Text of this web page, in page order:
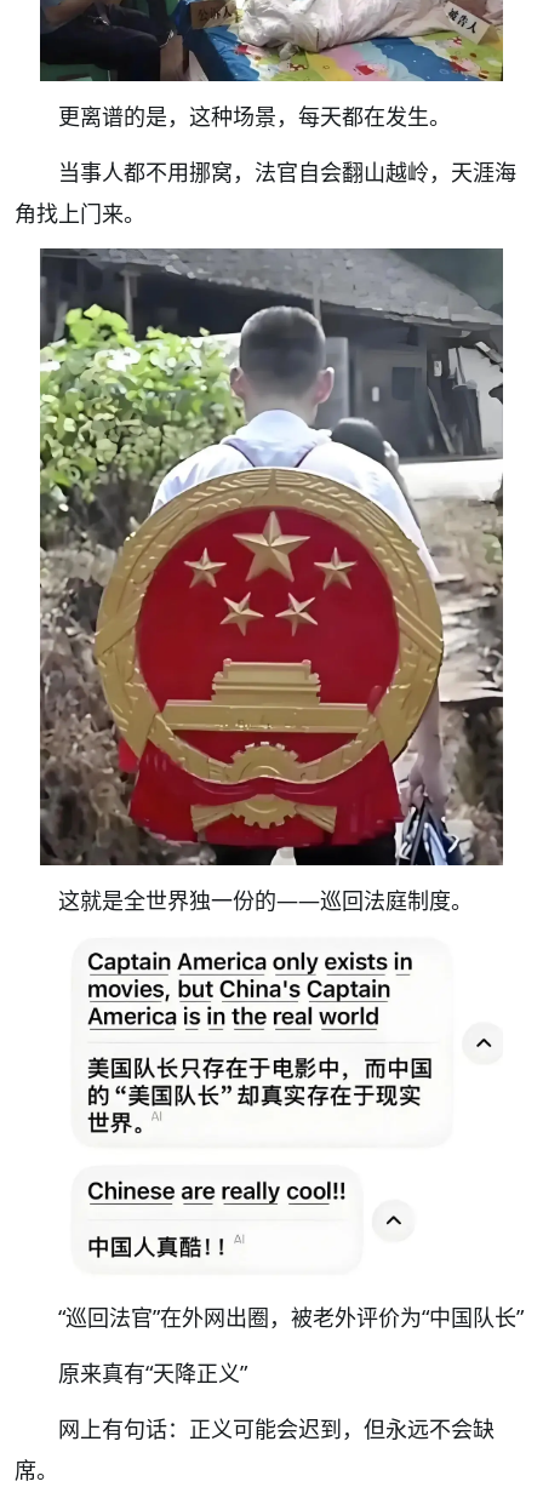
更离谱的是，这种场景，每天都在发生。
当事人都不用挪窝，法官自会翻山越岭，天涯海
角找上门来。
这就是全世界独一份的——巡回法庭制度。
“巡回法官”在外网出圈，被老外评价为“中国队长”
原来真有“天降正义”
网上有句话：正义可能会迟到，但永远不会缺
席。